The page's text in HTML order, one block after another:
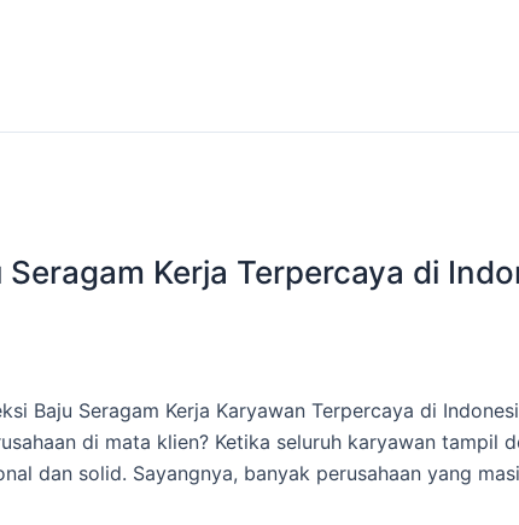
Kerja Terpercaya di
Baju Seragam Kerja Karyawan Terpercaya di
di mata klien? Ketika seluruh karyawan tampil
dan solid. Sayangnya, banyak perusahaan yang